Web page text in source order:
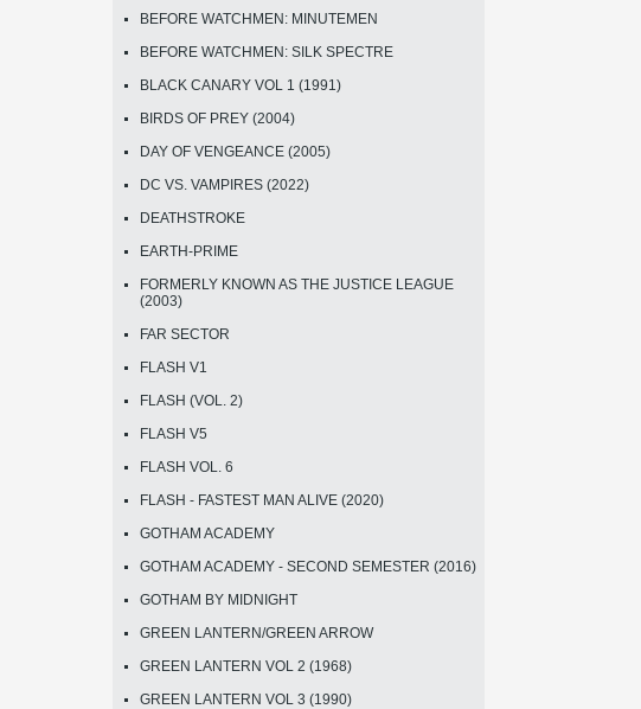
BEFORE WATCHMEN: MINUTEMEN
BEFORE WATCHMEN: SILK SPECTRE
BLACK CANARY VOL 1 (1991)
BIRDS OF PREY (2004)
DAY OF VENGEANCE (2005)
DC VS. VAMPIRES (2022)
DEATHSTROKE
EARTH-PRIME
FORMERLY KNOWN AS THE JUSTICE LEAGUE
(2003)
FAR SECTOR
FLASH V1
FLASH (VOL. 2)
FLASH V5
FLASH VOL. 6
FLASH - FASTEST MAN ALIVE (2020)
GOTHAM ACADEMY
GOTHAM ACADEMY - SECOND SEMESTER (2016)
GOTHAM BY MIDNIGHT
GREEN LANTERN/GREEN ARROW
GREEN LANTERN VOL 2 (1968)
GREEN LANTERN VOL 3 (1990)